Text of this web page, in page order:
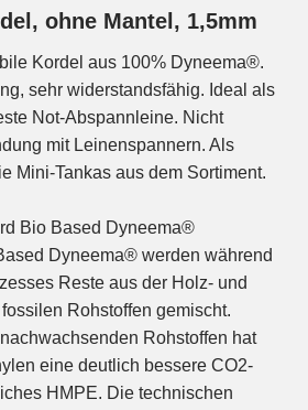
ohne Mantel, 1,5mm
Kordel aus 100% Dyneema®.
sehr widerstandsfähig. Ideal als
Not-Abspannleine. Nicht
mit Leinenspannern. Als
Mini-Tankas aus dem Sortiment.
Bio Based Dyneema®
Dyneema® werden während
Reste aus der Holz- und
Rohstoffen gemischt.
Rohstoffen hat
eine deutlich bessere CO2-
HMPE. Die technischen